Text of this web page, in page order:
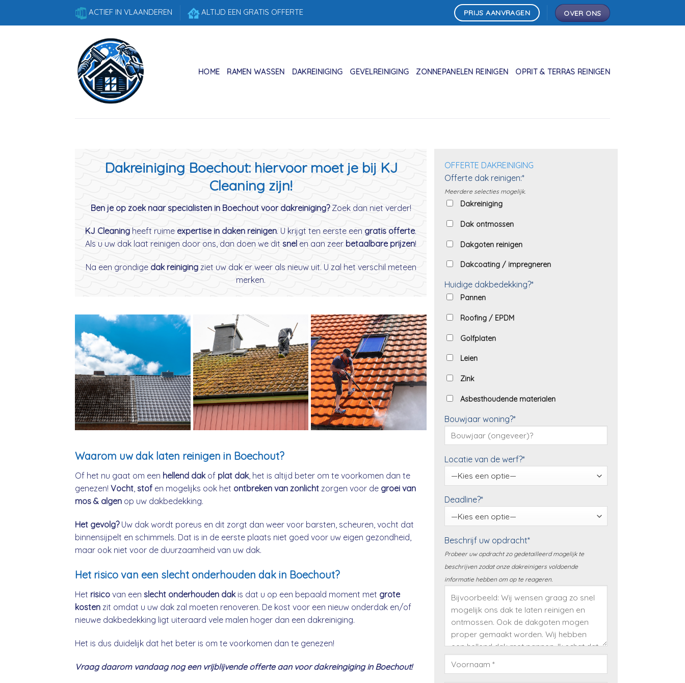
ACTIEF IN VLAANDEREN ALTIJD EEN GRATIS OFFERTE PRIJS AANVRAGEN OVER ONS
HOME RAMEN WASSEN DAKREINIGING GEVELREINIGING ZONNEPANELEN REINIGEN OPRIT & TERRAS REINIGEN
Dakreiniging Boechout: hiervoor moet je bij KJ
Cleaning zijn!
Ben je op zoek naar specialisten in Boechout voor dakreiniging?Zoek dan niet verder!
KJ Cleaning heeft ruime expertise in daken reinigen. U krijgt ten eerste een gratis offerte.
Als u uw dak laat reinigen door ons, dan doen we dit snel en aan zeer betaalbare prijzen!
Na een grondige dak reinigingziet uw dak er weer als nieuw uit. U zal het verschil meteen
merken.
Waarom uw dak laten reinigen in Boechout?
Of het nu gaat om een hellend dakof plat dak, het is altijd beter om te voorkomen dan te
genezen! Vocht stof en mogelijks ook het ontbreken van zonlicht zorgen voor de groei van
mos & algen op uw dakbedekking.
Het gevolg?Uw dak wordt poreus en dit zorgt dan weer voor barsten, scheuren, vocht dat
binnensijpelt en schimmels. Dat is in de eerste plaats niet goed voor uw eigen gezondheid,
maar ook niet voor de duurzaamheid van uw dak.
Het risico van een slecht onderhouden dak in Boechout?
Het risico van een slecht onderhouden dakis dat u op een bepaald moment met grote
kosten zit omdat u uw dak zal moeten renoveren. De kost voor een nieuw onderdak en/of
nieuwe dakbedekking ligt uiteraard vele malen hoger dan een dakreiniging.
Het is dus duidelijk dat het beter is om te voorkomen dan te genezen!
Vraag daarom vandaag nog een vrijblijvende offerte aan voor dakreingiging in Boechout!
OFFERTE DAKREINIGING
Offerte dak reinigen:*
Meerdere selecties mogelijk.
Dakreiniging
Dak ontmossen
Dakgoten reinigen
Dakcoating / impregneren
Huidige dakbedekking?*
Pannen
Roofing / EPDM
Golfplaten
Leien
Zink
Asbesthoudende materialen
Bouwjaar woning?*
Locatie van de werf?*
Deadline?*
Beschrijf uw opdracht*
Probeer uw opdracht zo gedetailleerd mogelijk te
beschrijven zodat onze dakreinigers voldoende
informatie hebben om op te reageren.